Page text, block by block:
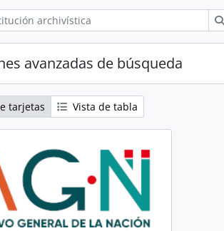
avanzadas de búsqueda
tarjetas Vista de tabla